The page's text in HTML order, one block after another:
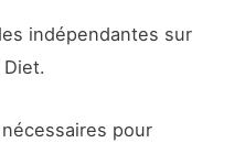
indépendantes sur
pour